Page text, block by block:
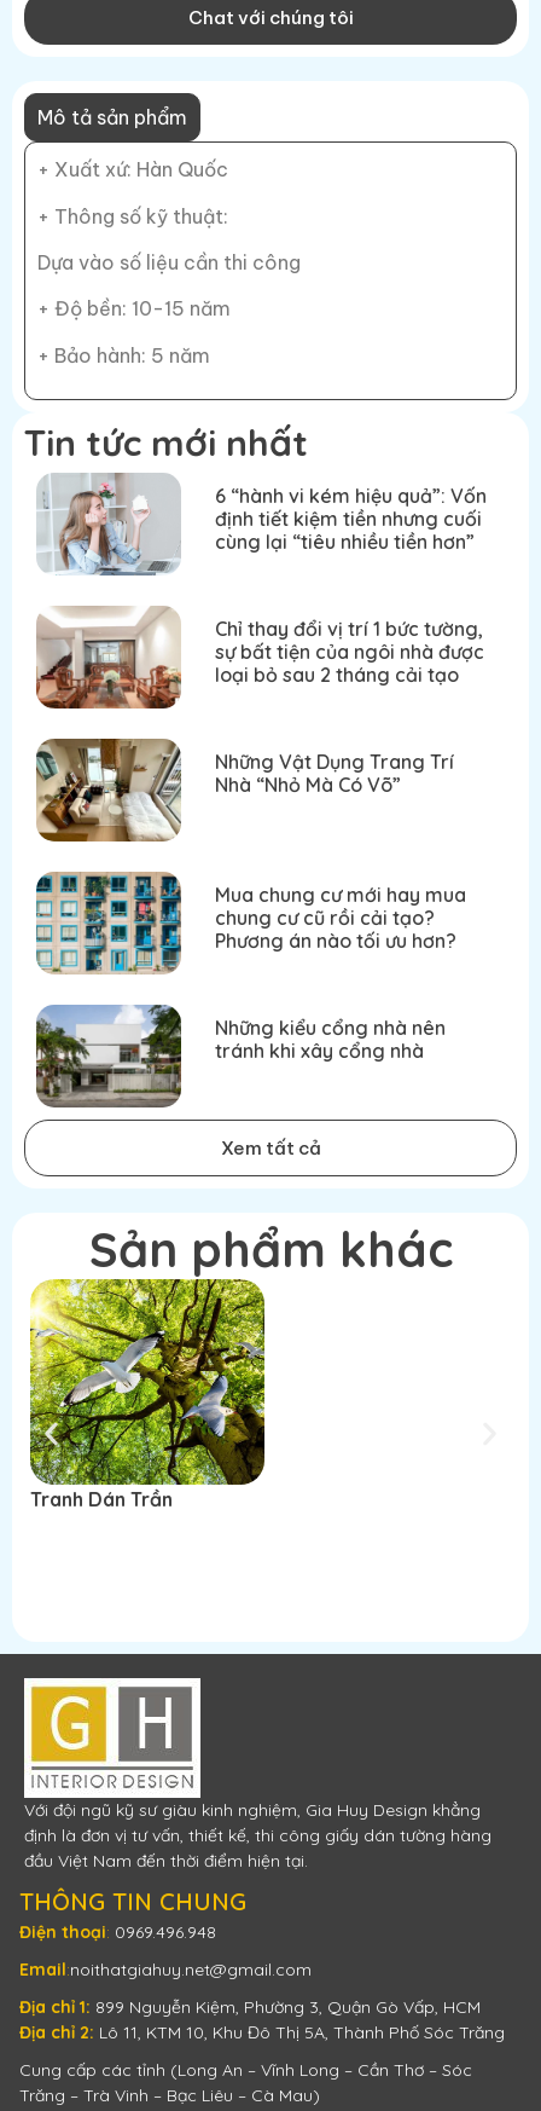
Chat với chúng tôi
Mô tả sản phẩm
+ Xuất xứ: Hàn Quốc
+ Thông số kỹ thuật:
Dựa vào số liệu cần thi công
+ Độ bền: 10-15 năm
+ Bảo hành: 5 năm
Tin tức mới nhất
6 “hành vi kém hiệu quả”: Vốn
định tiết kiệm tiền nhưng cuối
cùng lại “tiêu nhiều tiền hơn”
Chỉ thay đổi vị trí 1 bức tường,
sự bất tiện của ngôi nhà được
loại bỏ sau 2 tháng cải tạo
Những Vật Dụng Trang Trí
Nhà “Nhỏ Mà Có Võ”
Mua chung cư mới hay mua
chung cư cũ rồi cải tạo?
Phương án nào tối ưu hơn?
Những kiểu cổng nhà nên
tránh khi xây cổng nhà
Xem tất cả
Sản phẩm khác
Tranh Dán Trần
Với đội ngũ kỹ sư giàu kinh nghiệm, Gia Huy Design khẳng
định là đơn vị tư vấn, thiết kế, thi công giấy dán tường hàng
đầu Việt Nam đến thời điểm hiện tại.
THÔNG TIN CHUNG
Điện thoại: 0969.496.948
Email:noithatgiahuy.net@gmail.com
Địa chỉ 1: 899 Nguyễn Kiệm, Phường 3, Quận Gò Vấp, HCM
Địa chỉ 2: Lô 11, KTM 10, Khu Đô Thị 5A, Thành Phố Sóc Trăng
Cung cấp các tỉnh (Long An – Vĩnh Long – Cần Thơ – Sóc
Trăng – Trà Vinh – Bạc Liêu – Cà Mau)